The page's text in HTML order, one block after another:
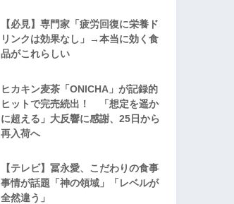
【必見】専門家「疲労回復に栄養ド
リンクは効果なし」→本当に効く食
品がこれらしい
ヒカキン麦茶「ONICHA」が記録的
ヒットで完売続出！ 「想定を遥か
に超える」大反響に感謝、25日から
再入荷へ
【テレビ】冨永愛、こだわりの食事
事情が話題「神の領域」「レベルが
全然違う」